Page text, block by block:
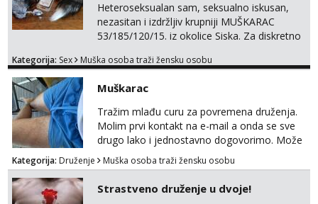
Heteroseksualan sam, seksualno iskusan,
nezasitan i izdržljiv krupniji MUŠKARAC
53/185/120/15. iz okolice Siska. Za diskretno
VEČER u ZAGREBU tražim MLAĐU ŽENU bez
udaljenost konkretno zainteresiranu za SEKS
bez TABUA i KONDOMA upotpunjen SEKS
IGRAČKAMA od vibratora i umjetnih dilda do
analnih čepova raznih vel...
Kategorija: Sex Muška osoba traži žensku osobu
Muškarac
Tražim mlađu curu za povremena druženja.
Molim prvi kontakt na e-mail a onda se sve
drugo lako i jednostavno dogovorimo. Može
sve u krugu od 100 km oko Zagreba
Kategorija: Druženje Muška osoba traži žensku osobu
Strastveno druženje u dvoje!